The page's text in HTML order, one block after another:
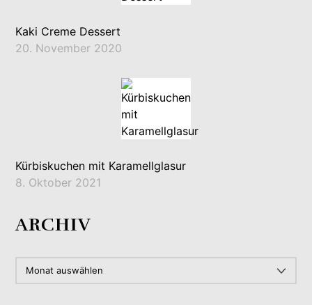
Kaki Creme Dessert
20. November 2020
Kürbiskuchen mit Karamellglasur
8. Oktober 2021
ARCHIV